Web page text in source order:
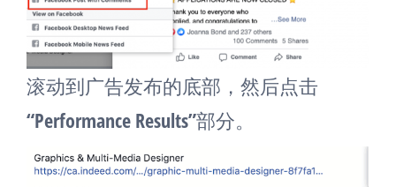
滚动到广告发布的底部，然后点击
“Performance Results”部分。